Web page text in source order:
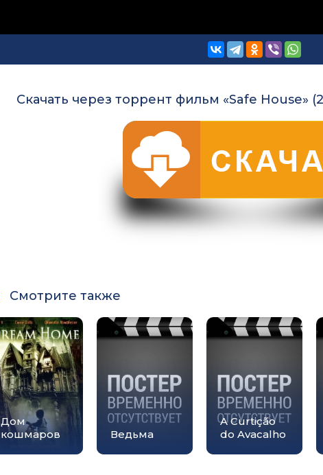
Скачать через торрент фильм «Safe House»
Смотрите также
Дом
кошмаров
Ведьма
A Curtição
do Avacalho